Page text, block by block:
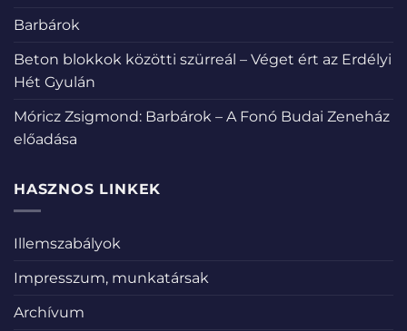
Barbárok
Beton blokkok közötti szürreál – Véget ért az Erdélyi
Hét Gyulán
Móricz Zsigmond: Barbárok – A Fonó Budai Zeneház
előadása
HASZNOS LINKEK
Illemszabályok
Impresszum, munkatársak
Archívum